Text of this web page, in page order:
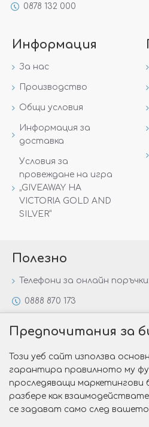
0878 132 000
Информация
За нас
Производство
Общи условия
Информация за
доставка
Условия за
провеждане на игра
„GIVEAWAY НА
VICTORIA GOLD AND
SILVER“
Полезно
Телефони за онлайн поръчки:
0888 870 173
Специални предложения
Защо да изберете Victoria
Как да изберем годежен
Предпочитания за
Този уеб сайт използва
гарантира правилното му
проследяващи маркетингови
разбере как
се задават само след вашето